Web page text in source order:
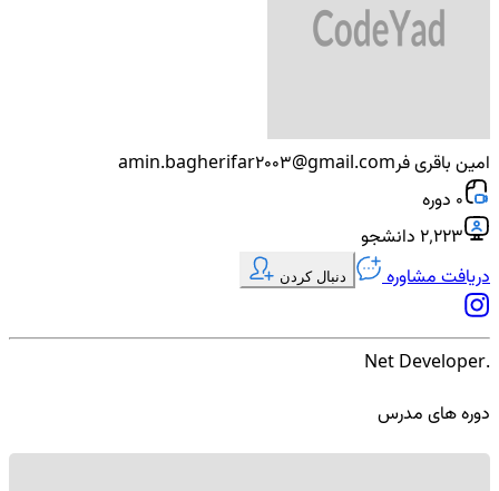
امین باقری فرamin.bagherifar2003@gmail.com
0 دوره
۲٬۲۲۳ دانشجو
دریافت مشاوره
دنبال کردن
.Net Developer
دوره های مدرس